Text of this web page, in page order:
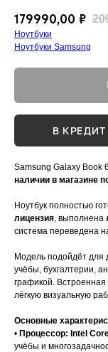
179990,00 ₽
Ноутбуки
Ноутбуки Samsung
В КРЕДИТ
Samsung Galaxy Book
наличии в магазине
Ноутбук полностью
лицензия, выполнена
система переведена
Модель подойдёт для
учёбы, бухгалтерии,
графикой.
лёгкую визуальную
Основные
• Процессор: Intel
учёбы и